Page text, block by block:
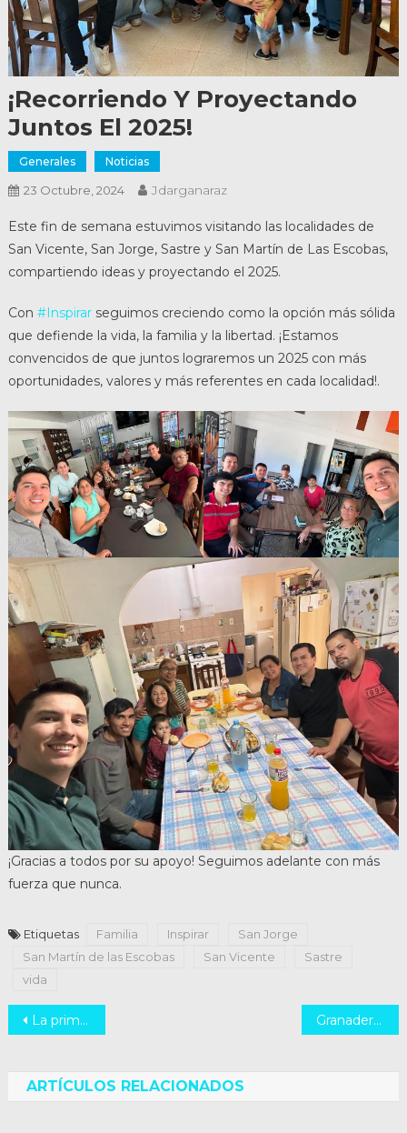
¡Recorriendo Y Proyectando
Juntos El 2025!
Generales Noticias
23 Octubre, 2024 Jdarganaraz
Este fin de semana estuvimos visitando las localidades de
San Vicente, San Jorge, Sastre y San Martín de Las Escobas,
compartiendo ideas y proyectando el 2025.
Con #Inspirarseguimos creciendo como la opción más sólida
que defiende la vida, la familia y la libertad. ¡Estamos
convencidos de que juntos lograremos un 2025 con más
oportunidades, valores y más referentes en cada localidad!.
¡Gracias a todos por su apoyo! Seguimos adelante con más
fuerza que nunca.
Etiquetas Familia Inspirar
San Jorge
San Martín de las Escobas
San Vicente
Sastre
vida
Navegación
entradas
La primera fábrica de vagones de Argentina. Granaderos ¡Un honor histórico en Rafaela!
ARTÍCULOS RELACIONADOS